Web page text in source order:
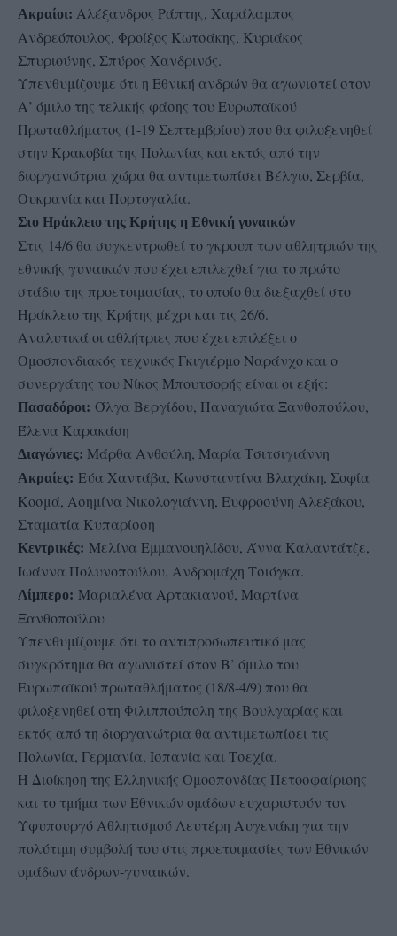
Ακραίοι: Αλέξανδρος Ράπτης, Χαράλαμπος
Ανδρεόπουλος, Φροίξος Κωτσάκης, Κυριάκος
Σπυριούνης, Σπύρος Χανδρινός.
Υπενθυμίζουμε ότι η Εθνική ανδρών θα αγωνιστεί στον
Α’ όμιλο της τελικής φάσης του Ευρωπαϊκού
Πρωταθλήματος (1-19 Σεπτεμβρίου) που θα φιλοξενηθεί
στην Κρακοβία της Πολωνίας και εκτός από την
διοργανώτρια χώρα θα αντιμετωπίσει Βέλγιο, Σερβία,
Ουκρανία και Πορτογαλία.
Στο Ηράκλειο της Κρήτης η Εθνική γυναικών
Στις 14/6 θα συγκεντρωθεί το γκρουπ των αθλητριών της
εθνικής γυναικών που έχει επιλεχθεί για το πρώτο
στάδιο της προετοιμασίας, το οποίο θα διεξαχθεί στο
Ηράκλειο της Κρήτης μέχρι και τις 26/6.
Αναλυτικά οι αθλήτριες που έχει επιλέξει ο
Ομοσπονδιακός τεχνικός Γκιγιέρμο Ναράνχο και ο
συνεργάτης του Νίκος Μπουτσορής είναι οι εξής:
Πασαδόροι: Όλγα Βεργίδου, Παναγιώτα Ξανθοπούλου,
Έλενα Καρακάση
Διαγώνιες: Μάρθα Ανθούλη, Μαρία Τσιτσιγιάννη
Ακραίες: Εύα Χαντάβα, Κωνσταντίνα Βλαχάκη, Σοφία
Κοσμά, Ασημίνα Νικολογιάννη, Ευφροσύνη Αλεξάκου,
Σταματία Κυπαρίσση
Κεντρικές: Μελίνα Εμμανουηλίδου, Άννα Καλαντάτζε,
Ιωάννα Πολυνοπούλου, Ανδρομάχη Τσιόγκα.
Λίμπερο: Μαριαλένα Αρτακιανού, Μαρτίνα
Ξανθοπούλου
Υπενθυμίζουμε ότι το αντιπροσωπευτικό μας
συγκρότημα θα αγωνιστεί στον Β’ όμιλο του
Ευρωπαϊκού πρωταθλήματος (18/8-4/9) που θα
φιλοξενηθεί στη Φιλιππούπολη της Βουλγαρίας και
εκτός από τη διοργανώτρια θα αντιμετωπίσει τις
Πολωνία, Γερμανία, Ισπανία και Τσεχία.
Η Διοίκηση της Ελληνικής Ομοσπονδίας Πετοσφαίρισης
και το τμήμα των Εθνικών ομάδων ευχαριστούν τον
Υφυπουργό Αθλητισμού Λευτέρη Αυγενάκη για την
πολύτιμη συμβολή του στις προετοιμασίες των Εθνικών
ομάδων άνδρων-γυναικών.